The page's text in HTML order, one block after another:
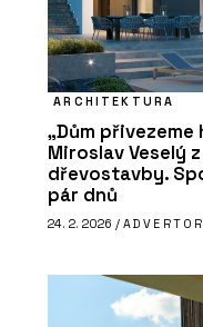
ARCHITEKTURA
„Dům
Miroslav Veselý
dřevostavby.
pár dnů
24. 2. 2026 /